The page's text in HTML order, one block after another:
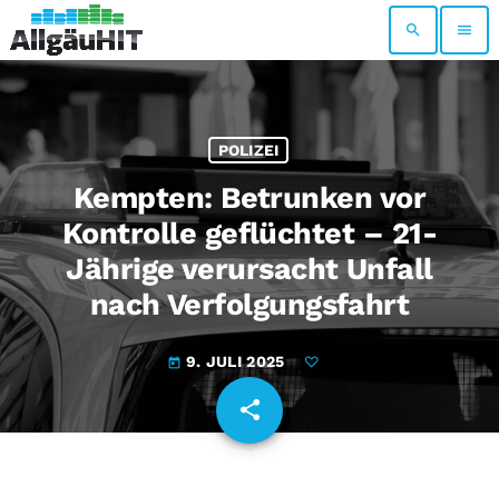
search menu
POLIZEI
Kempten: Betrunken vor
Kontrolle geflüchtet – 21-
Jährige verursacht Unfall
nach Verfolgungsfahrt
today 9. JULI 2025
share
email